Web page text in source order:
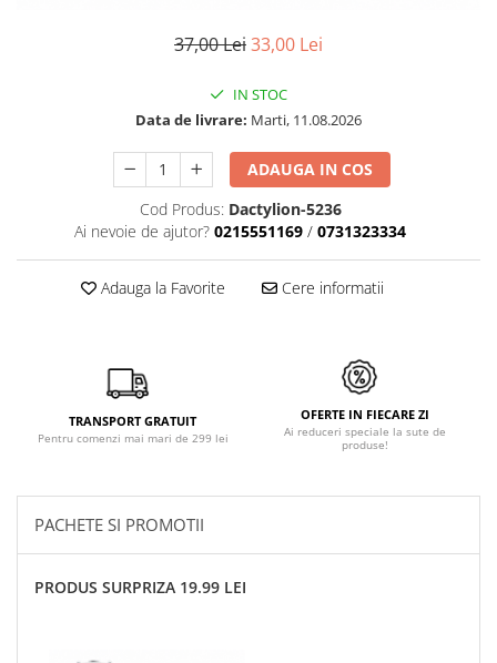
37,00 Lei33,00 Lei
IN STOC
Data de livrare: Marti, 11.08.2026
ADAUGA IN COS
Cod Produs: Dactylion-5236
Ai nevoie de ajutor? 0215551169 / 0731323334
Adauga la Favorite Cere informatii
TRANSPORT GRATUIT
Pentru comenzi mai mari de 299 lei
OFERTE IN FIECARE ZI
Ai reduceri speciale la sute de
produse!
PACHETE SI PROMOTII
PRODUS SURPRIZA 19.99 LEI